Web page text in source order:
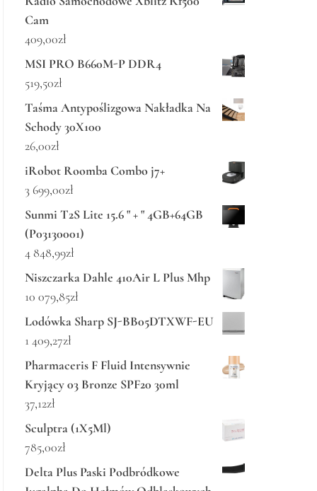
Cam
409,00zł
MSI PRO B660M-P DDR4
519,50zł
Taśma Antypoślizgowa Nakładka Na
Schody 30X100
26,00zł
iRobot Roomba Combo j7+
3 699,00zł
Sunmi T2S Lite 15.6 " + " 4GB+64GB
(P03130001)
4 848,99zł
Niszczarka Dahle 410Air L Plus Mhp
10 079,85zł
Lodówka Sharp SJ-BB05DTXWF-EU
1 409,27zł
Pharmaceris F Fluid Intensywnie
Kryjący 03 Bronze SPF20 30ml
37,12zł
Sculptra (1X5Ml)
785,00zł
Delta Plus Paski Podbródkowe